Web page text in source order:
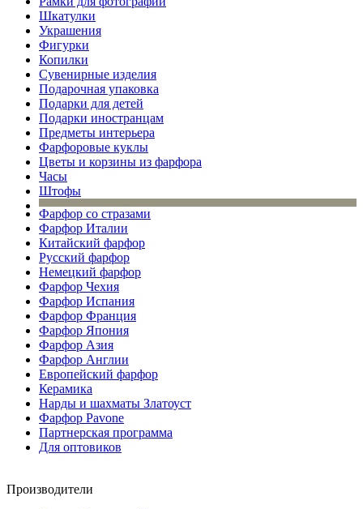
Шкатулки
Украшения
Фигурки
Копилки
Сувенирные изделия
Подарочная упаковка
Подарки для детей
Подарки иностранцам
Предметы интерьера
Фарфоровые куклы
Цветы и корзины из фарфора
Часы
Штофы
Фарфор со стразами
Фарфор Италии
Китайский фарфор
Русский фарфор
Немецкий фарфор
Фарфор Чехия
Фарфор Испания
Фарфор Франция
Фарфор Япония
Фарфор Азия
Фарфор Англии
Европейский фарфор
Керамика
Нарды и шахматы Златоуст
Фарфор Pavone
Партнерская программа
Для оптовиков
Производители